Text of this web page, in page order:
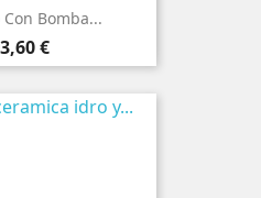
Bomba...
€